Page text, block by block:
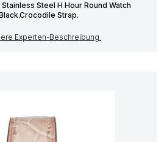
Steel H Hour Round Watch
Strap.
Experten-Beschreibung